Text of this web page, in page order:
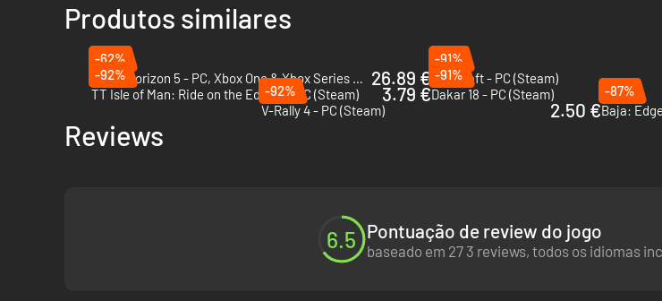
Produtos similares
-62%
Forza Horizon 5 - PC, Xbox One & Xbox Series X|S (Microsoft Store)
26.89 €
-91%
KartKraft - PC (Steam)
-92%
TT Isle of Man: Ride on the Edge 3 - PC (Steam)
3.79 €
-91%
Dakar 18 - PC (Steam)
-92%
V-Rally 4 - PC (Steam)
2.50 €
-87%
Baja:
Reviews
6.5 Pontuação de review do jogo
baseado em 27 3 reviews, todos os idiomas